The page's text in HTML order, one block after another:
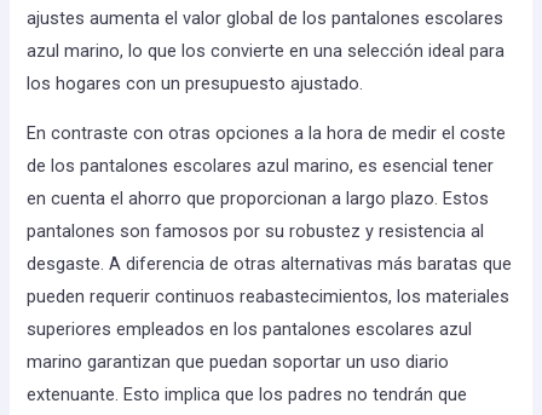
ajustes aumenta el valor global de los pantalones escolares
azul marino, lo que los convierte en una selección ideal para
los hogares con un presupuesto ajustado.
En contraste con otras opciones a la hora de medir el coste
de los pantalones escolares azul marino, es esencial tener
en cuenta el ahorro que proporcionan a largo plazo. Estos
pantalones son famosos por su robustez y resistencia al
desgaste. A diferencia de otras alternativas más baratas que
pueden requerir continuos reabastecimientos, los materiales
superiores empleados en los pantalones escolares azul
marino garantizan que puedan soportar un uso diario
extenuante. Esto implica que los padres no tendrán que